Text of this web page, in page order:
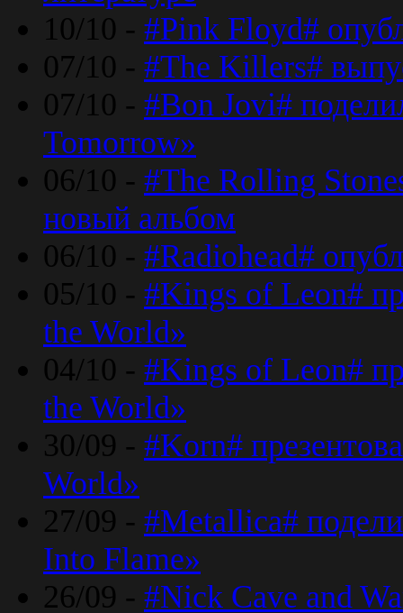
10/10 - #Pink Floyd#
07/10 - #The Killers#
07/10 - #Bon Jovi#
Tomorrow»
06/10 - #The Rolling
новый альбом
06/10 - #Radiohead#
05/10 - #Kings of Leon#
the World»
04/10 - #Kings of Leon#
the World»
30/09 - #Korn#
World»
27/09 - #Metallica#
Into Flame»
26/09 - #Nick Cave and